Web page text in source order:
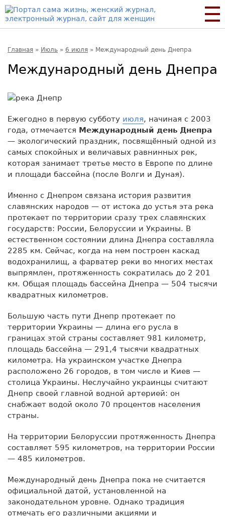
Главная » Июль » 6 июля » Международный день Днепра
Международный день Днепра
Ежегодно в первую субботу июля, начиная с 2003
года, отмечается Международный день Днепра
— экологический праздник, посвящённый одной из
самых спокойных и величавых равнинных рек,
которая занимает третье место в Европе по длине
и площади бассейна (после Волги и Дуная).
Именно с Днепром связана история развития
славянских народов — от истока до устья эта река
протекает по территории сразу трех славянских
государств: России, Белоруссии и Украины. В
естественном состоянии длина Днепра составляла
2285 км. Сейчас, когда на нем построен каскад
водохранилищ, а фарватер реки во многих местах
выпрямлен, протяженность сократилась до 2 201
км. Общая площадь бассейна Днепра — 504 тысячи
квадратных километров.
Большую часть пути Днепр протекает по
территории Украины — длина его русла в
границах этой страны составляет 981 километр,
площадь бассейна — 291,4 тысячи квадратных
километра. На украинском участке Днепра
расположено 26 городов, в том числе и Киев —
столица Украины. Неслучайно украинцы считают
Днепр своей главной водной артерией: он
снабжает водой около 70 процентов населения
страны.
На территории Белоруссии протяженность Днепра
составляет 595 километров, на территории России
— 485 километров.
Международный день Днепра пока не считается
официальной датой, установленной на
законодательном уровне. Однако традиция
отмечать его различными акциями и